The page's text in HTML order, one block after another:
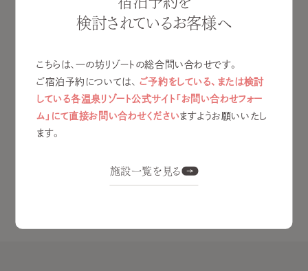
検討されているお客様へ
こちらは、一の坊リゾートの総合問い合わせです。
ご宿泊予約については、 ご予約をしている、または検討
している各温泉リゾート公式サイト「お問い合わせフォー
ム」にて直接お問い合わせくださいますようお願いいたし
ます。
施設一覧を見る
営利目的またはSNSや動画投稿サイト等へ掲載する場合、アカ
公開前に内容の確認をさせていただく場合がございます。
プライバシーポリシーに同意する